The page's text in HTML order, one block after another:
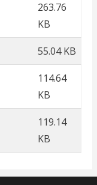
263.76
KB
55.04 KB
114.64
KB
119.14
KB